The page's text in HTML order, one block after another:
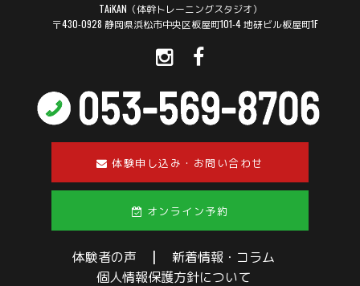
TAiKAN（体幹トレーニングスタジオ）
〒430-0928 静岡県浜松市中央区板屋町101-4 地研ビル板屋町1F
体験申し込み・お問い合わせ
オンライン予約
体験者の声 | 新着情報・コラム
個人情報保護方針について